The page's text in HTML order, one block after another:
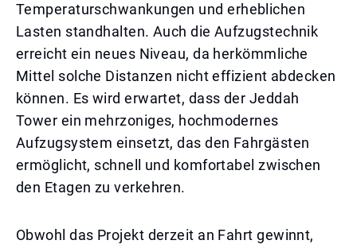
Temperaturschwankungen und erheblichen
Lasten standhalten. Auch die Aufzugstechnik
erreicht ein neues Niveau, da herkömmliche
Mittel solche Distanzen nicht effizient abdecken
können. Es wird erwartet, dass der Jeddah
Tower ein mehrzoniges, hochmodernes
Aufzugsystem einsetzt, das den Fahrgästen
ermöglicht, schnell und komfortabel zwischen
den Etagen zu verkehren.
Obwohl das Projekt derzeit an Fahrt gewinnt,